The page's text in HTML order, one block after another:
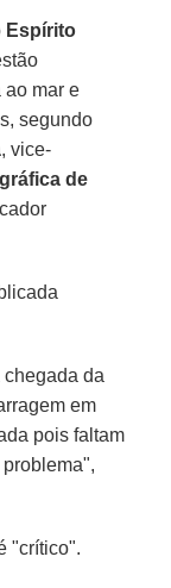
Espírito
ao mar e
segundo
, vice-
de
da
em
pois faltam
"crítico".